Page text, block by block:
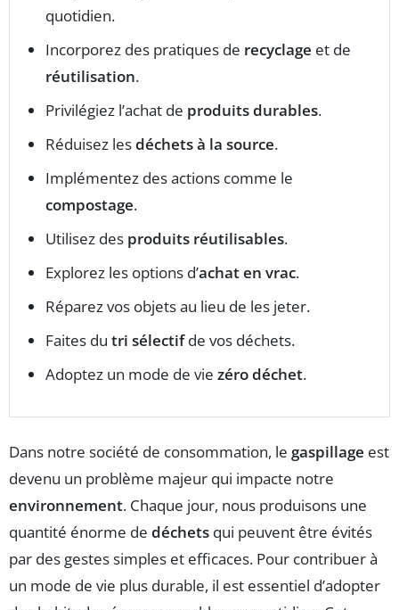
quotidien.
Incorporez des pratiques de recyclage et de
réutilisation.
Privilégiez l’achat de produits durables.
Réduisez lesdéchets à la source.
Implémentez des actions comme le
compostage.
Utilisez des produits réutilisables.
Explorez les options d’achat en vrac.
Réparez vos objets au lieu de les jeter.
Faites du tri sélectifde vos déchets.
Adoptez un mode de vie zéro déchet.
Dans notre société de consommation, le gaspillage est
devenu un problème majeur qui impacte notre
environnement. Chaque jour, nous produisons une
quantité énorme de déchets qui peuvent être évités
par des gestes simples et efficaces. Pour contribuer à
un mode de vie plus durable, il est essentiel d’adopter